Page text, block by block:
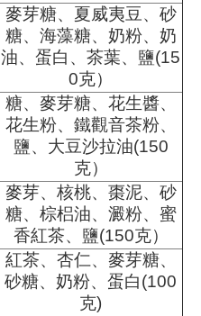
麥芽糖、夏威夷豆、砂
糖、海藻糖、奶粉、奶
油、蛋白、茶葉、鹽(15
0克）
糖、麥芽糖、花生醬、
花生粉、鐵觀音茶粉、
鹽、大豆沙拉油(150
克）
麥芽、核桃、棗泥、砂
糖、棕梠油、澱粉、蜜
香紅茶、鹽(150克）
紅茶、杏仁、麥芽糖、
砂糖、奶粉、蛋白(100
克)